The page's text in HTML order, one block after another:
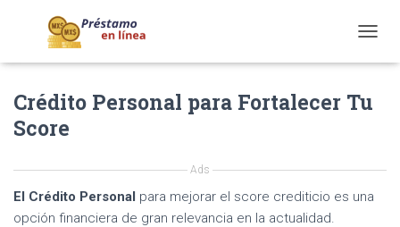
O
G
L
I
Crédito Personal para Fortalecer Tu
Score
Ads
El Crédito Personal para mejorar el score crediticio es una
opción financiera de gran relevancia en la actualidad.